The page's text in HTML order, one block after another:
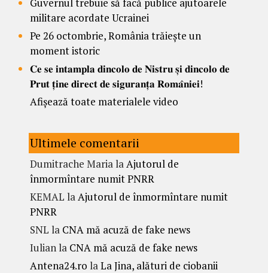
militare acordate Ucrainei
Pe 26 octombrie, România trăiește un
moment istoric
𝐂𝐞 𝐬𝐞 𝐢𝐧𝐭𝐚𝐦𝐩𝐥𝐚 𝐝𝐢𝐧𝐜𝐨𝐥𝐨 𝐝𝐞 𝐍𝐢𝐬𝐭𝐫𝐮 𝐬̦𝐢 𝐝𝐢𝐧𝐜𝐨𝐥𝐨 𝐝𝐞
𝐏𝐫𝐮𝐭 𝐭̦𝐢𝐧𝐞 𝐝𝐢𝐫𝐞𝐜𝐭 𝐝𝐞 𝐬𝐢𝐠𝐮𝐫𝐚𝐧𝐭̦𝐚 𝐑𝐨𝐦𝐚̂𝐧𝐢𝐞𝐢!
Afișează toate materialele video
Ultimele comentarii
Dumitrache MarialaAjutorul de
înmormîntare numit PNRR
KEMAL laAjutorul de înmormîntare numit
PNRR
SNL la CNA mă acuză de fake news
Iulianla CNA mă acuză de fake news
Antena24.ro laLa Jina, alături de ciobanii